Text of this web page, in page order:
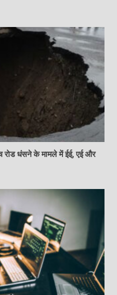
रोड धंसने के मामले में ईई, एई और